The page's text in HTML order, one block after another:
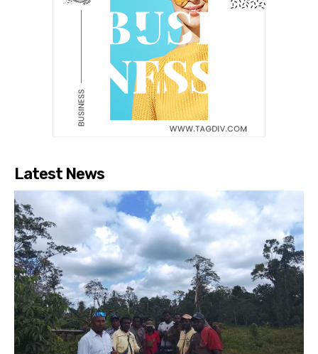
Latest News